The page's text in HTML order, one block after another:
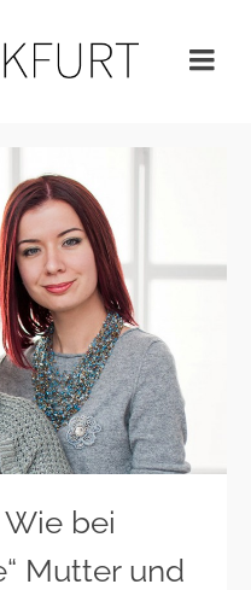
bei
Mutter und